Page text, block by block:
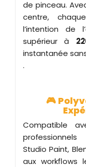
de pinceau.
centre,
l’intention de
supérieur à
instantanée
.
🎮
Compatible
Studio Paint,
aux workflows